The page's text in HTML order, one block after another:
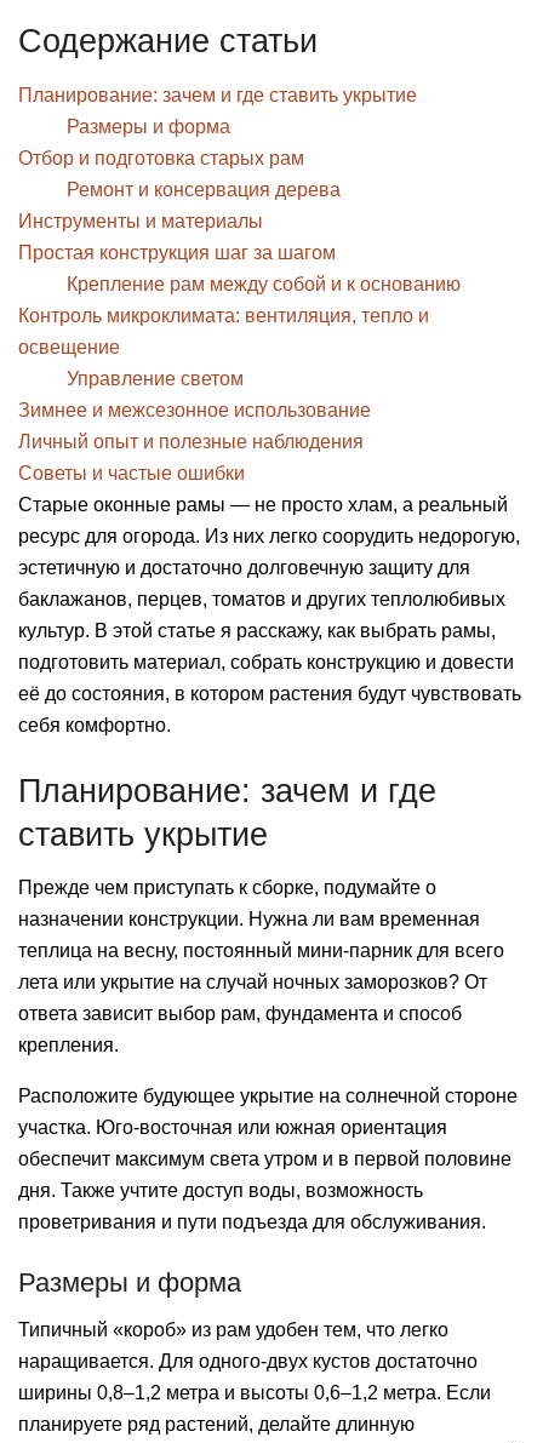
Содержание статьи
Планирование: зачем и где ставить укрытие
Размеры и форма
Отбор и подготовка старых рам
Ремонт и консервация дерева
Инструменты и материалы
Простая конструкция шаг за шагом
Крепление рам между собой и к основанию
Контроль микроклимата: вентиляция, тепло и
освещение
Управление светом
Зимнее и межсезонное использование
Личный опыт и полезные наблюдения
Советы и частые ошибки
Старые оконные рамы — не просто хлам, а реальный
ресурс для огорода. Из них легко соорудить недорогую,
эстетичную и достаточно долговечную защиту для
баклажанов, перцев, томатов и других теплолюбивых
культур. В этой статье я расскажу, как выбрать рамы,
подготовить материал, собрать конструкцию и довести
её до состояния, в котором растения будут чувствовать
себя комфортно.
Планирование: зачем и где
ставить укрытие
Прежде чем приступать к сборке, подумайте о
назначении конструкции. Нужна ли вам временная
теплица на весну, постоянный мини-парник для всего
лета или укрытие на случай ночных заморозков? От
ответа зависит выбор рам, фундамента и способ
крепления.
Расположите будующее укрытие на солнечной стороне
участка. Юго-восточная или южная ориентация
обеспечит максимум света утром и в первой половине
дня. Также учтите доступ воды, возможность
проветривания и пути подъезда для обслуживания.
Размеры и форма
Типичный «короб» из рам удобен тем, что легко
наращивается. Для одного-двух кустов достаточно
ширины 0,8–1,2 метра и высоты 0,6–1,2 метра. Если
планируете ряд растений, делайте длинную